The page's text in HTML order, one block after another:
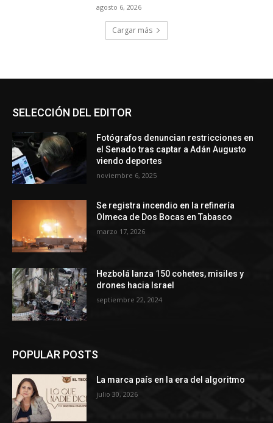
agosto 6, 2026
Cargar más
SELECCIÓN DEL EDITOR
Fotógrafos denuncian restricciones en
el Senado tras captar a Adán Augusto
viendo deportes
noviembre 6, 2025
Se registra incendio en la refinería
Olmeca de Dos Bocas en Tabasco
marzo 17, 2026
Hezbolá lanza 150 cohetes, misiles y
drones hacia Israel
septiembre 22, 2024
POPULAR POSTS
La marca país en la era del algoritmo
julio 30, 2026